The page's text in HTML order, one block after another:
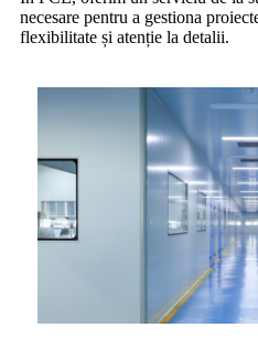
necesare pentru a gestiona
flexibilitate și atenție la detalii.